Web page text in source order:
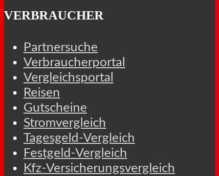
VERBRAUCHER
Partnersuche
Verbraucherportal
Vergleichsportal
Reisen
Gutscheine
Stromvergleich
Tagesgeld-Vergleich
Festgeld-Vergleich
Kfz-Versicherungsvergleich